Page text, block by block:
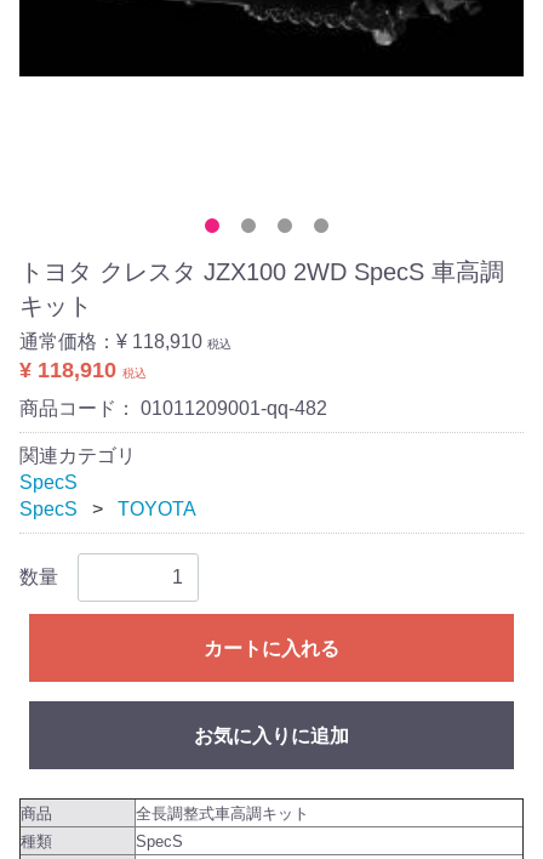
トヨタ クレスタ JZX100 2WD SpecS 車高調
キット
通常価格： ¥ 118,910 税込
¥ 118,910 税込
商品コード： 01011209001-qq-482
関連カテゴリ
SpecS
SpecS
TOYOTA
数量
カートに入れる
お気に入りに追加
商品
全長調整式車高調キット
種類
SpecS